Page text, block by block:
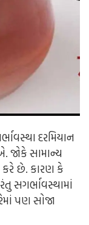
દરમિયાન
જોકે સામાન્ય
છે. કારણ કે
સગર્ભાવસ્થામાં
પણ સોજા